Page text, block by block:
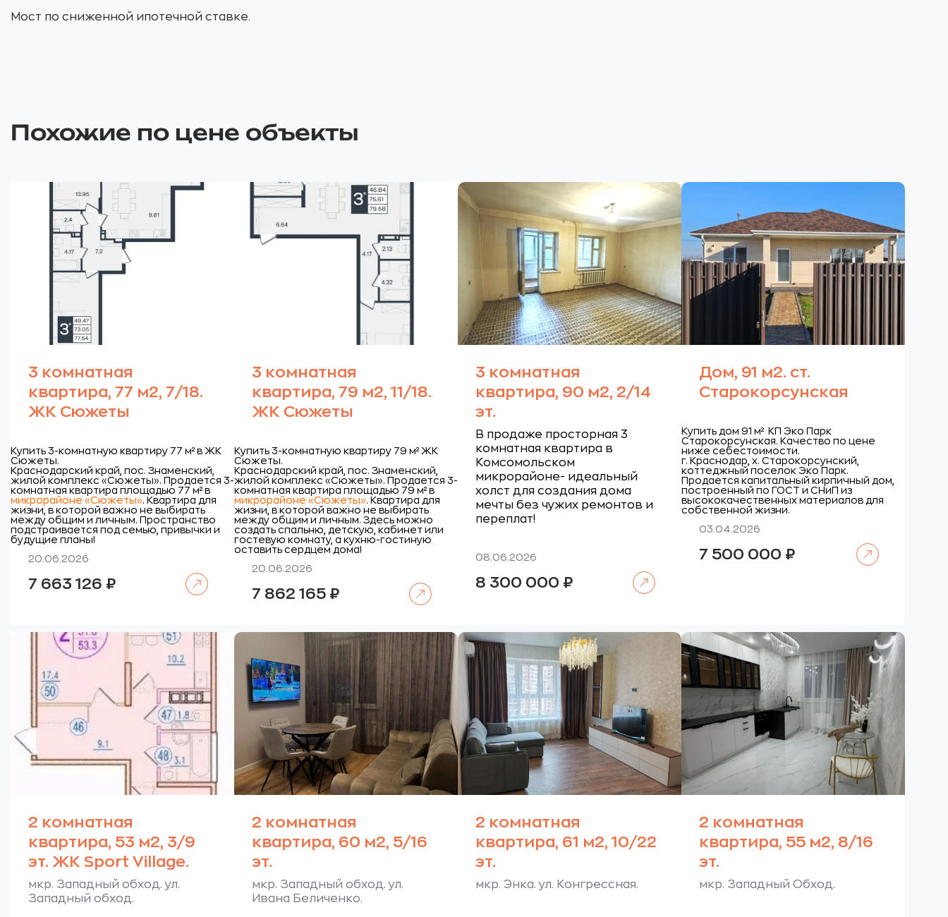
Мост по сниженной ипотечной ставке.
Похожие по цене объекты
3 комнатная
квартира, 77 м2, 7/18.
ЖК Сюжеты
Купить 3-комнатную квартиру 77 м² в ЖК
Сюжеты.
Краснодарский край, пос. Знаменский,
жилой комплекс «Сюжеты». Продается 3-
комнатная квартира площадью 77 м² в
микрорайоне «Сюжеты». Квартира для
жизни, в которой важно не выбирать
между общим и личным. Пространство
подстраивается под семью, привычки и
будущие планы!
20.06.2026
7 663 126 ₽
3 комнатная
квартира, 79 м2, 11/18.
ЖК Сюжеты
Купить 3-комнатную квартиру 79 м² ЖК
Сюжеты.
Краснодарский край, пос. Знаменский,
жилой комплекс «Сюжеты». Продается 3-
комнатная квартира площадью 79 м² в
микрорайоне «Сюжеты». Квартира для
жизни, в которой важно не выбирать
между общим и личным. Здесь можно
создать спальню, детскую, кабинет или
гостевую комнату, а кухню-гостиную
оставить сердцем дома!
20.06.2026
7 862 165 ₽
3 комнатная
квартира, 90 м2, 2/14
эт.
В продаже просторная 3
комнатная квартира в
Комсомольском
микрорайоне- идеальный
холст для создания дома
мечты без чужих ремонтов и
переплат!
08.06.2026
8 300 000 ₽
Дом, 91 м2. ст.
Старокорсунская
Купить дом 91 м² КП Эко Парк
Старокорсунская. Качество по цене
ниже себестоимости.
г. Краснодар, х. Старокорсунский,
коттеджный поселок Эко Парк.
Продается капитальный кирпичный дом,
построенный по ГОСТ и СНиП из
высококачественных материалов для
собственной жизни.
03.04.2026
7 500 000 ₽
2 комнатная
квартира, 53 м2, 3/9
эт. ЖК Sport Village.
мкр. Западный обход. ул.
Западный обход.
2 комнатная
квартира, 60 м2, 5/16
эт.
мкр. Западный обход. ул.
Ивана Беличенко.
2 комнатная
квартира, 61 м2, 10/22
эт.
мкр. Энка. ул. Конгрессная.
2 комнатная
квартира, 55 м2, 8/16
эт.
мкр. Западный Обход.